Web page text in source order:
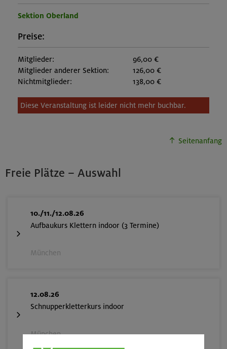
Sektion Oberland
Preise:
Mitglieder:
96,00 €
Mitglieder anderer Sektion:
126,00 €
Nichtmitglieder:
138,00 €
Diese Veranstaltung ist leider nicht mehr buchbar.
Seitenanfang
Freie Plätze – Auswahl
10./11./12.08.26
Aufbaukurs Klettern indoor (3 Termine)
München
12.08.26
Schnupperkletterkurs indoor
München